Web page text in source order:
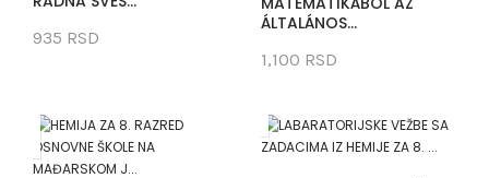
935 RSD
ÁLTALÁNOS...
1,100 RSD